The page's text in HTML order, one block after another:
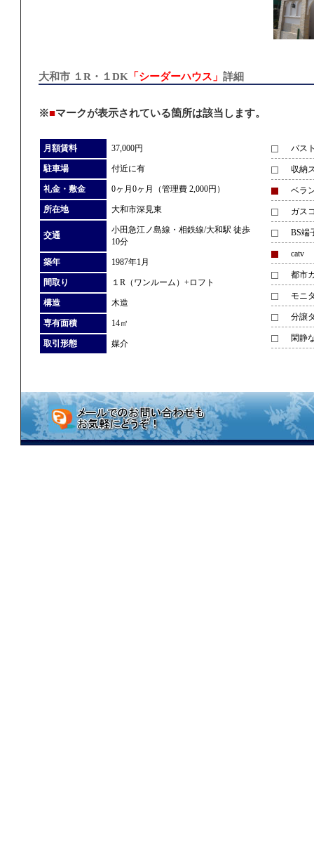
大和市 １R・１DK 「シーダーハウス」 詳細
※■マークが表示されている箇所は該当します。
月額賃料 37,000円
駐車場 付近に有
礼金・敷金 0ヶ月0ヶ月（管理費 2,000円）
所在地 大和市深見東
交通
小田急江ノ島線・相鉄線/大和駅 徒歩
10分
築年 1987年1月
間取り １R（ワンルーム）+ロフト
構造 木造
専有面積 14㎡
取引形態 媒介
バス
収納
ベラ
ガス
BS端
catv
都市
モニ
分譲
閑静